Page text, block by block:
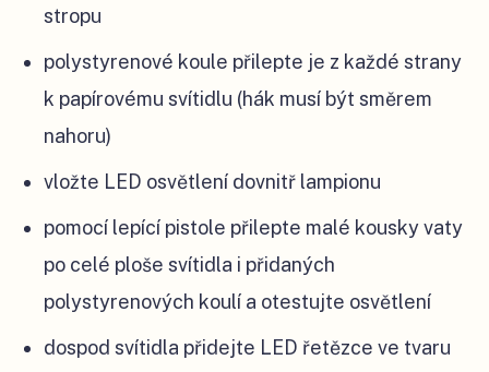
stropu
polystyrenové koule přilepte je z každé strany
k papírovému svítidlu (hák musí být směrem
nahoru)
vložte LED osvětlení dovnitř lampionu
pomocí lepící pistole přilepte malé kousky vaty
po celé ploše svítidla i přidaných
polystyrenových koulí a otestujte osvětlení
dospod svítidla přidejte LED řetězce ve tvaru